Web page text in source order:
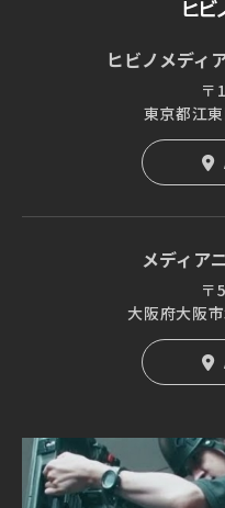
ヒビノメディ
〒
東京都江
メディア
〒
大阪府大阪